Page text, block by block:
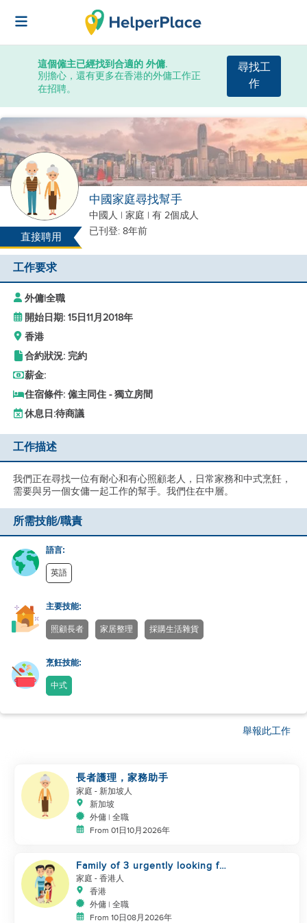
這個僱主已經找到合適的 外傭.
別擔心，還有更多在香港的外傭工作正
在招聘。
尋找工
作
直接聘用
中國家庭尋找幫手
中國人 | 家庭 | 有 2個成人
已刊登: 8年前
工作要求
外傭|全職
開始日期: 15日11月2018年
香港
合約狀況: 完約
薪金:
住宿條件: 僱主同住 - 獨立房間
休息日:待商議
工作描述
我們正在尋找一位有耐心和有心照顧老人，日常家務和中式烹飪，
需要與另一個女傭一起工作的幫手。我們住在中層。
所需技能/職責
語言:
英語
主要技能:
照顧長者 家居整理 採購生活雜貨
烹飪技能:
中式
舉報此工作
長者護理，家務助手
家庭 - 新加坡人
新加坡
外傭 | 全職
From 01日10月2026年
Family of 3 urgently looking for
helper
家庭 - 香港人
香港
外傭 | 全職
From 10日08月2026年